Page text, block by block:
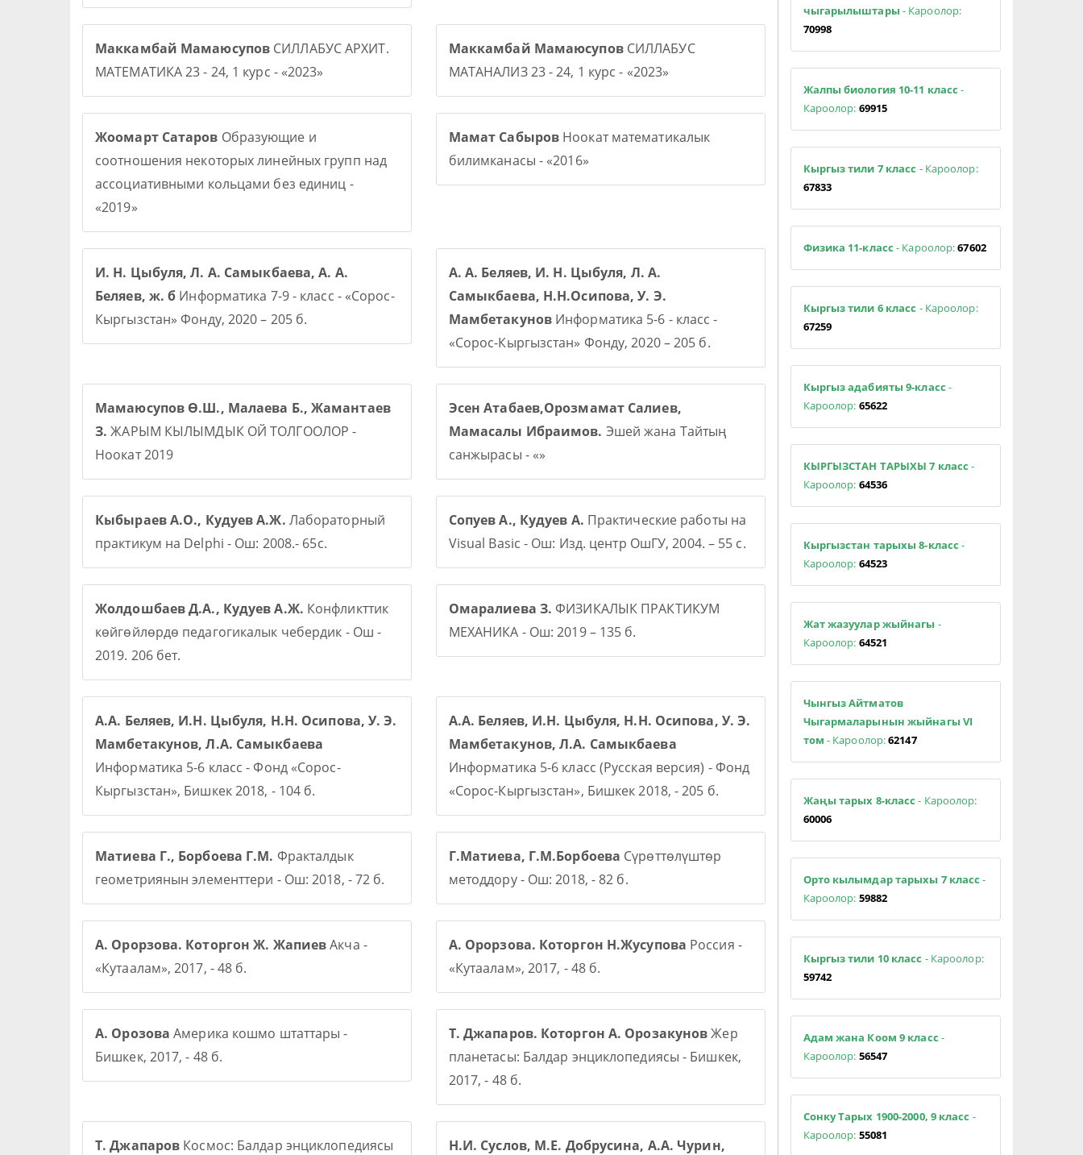
Маккамбай Мамаюсупов СИЛЛАБУС АРХИТ.
МАТЕМАТИКА 23 - 24, 1 курс - «2023»
Маккамбай МамаюсуповСИЛЛАБУС
МАТАНАЛИЗ 23 - 24, 1 курс - «2023»
Жоомарт Сатаров Образующие и
соотношения некоторых линейных групп над
ассоциативными кольцами без единиц -
«2019»
Мамат Сабыров Ноокат математикалык
билимканасы - «2016»
И. Н. Цыбуля, Л. А. Самыкбаева, А. А.
Беляев, ж. б Информатика 7-9 - класс - «Сорос-
Кыргызстан» Фонду, 2020 – 205 б.
А. А. Беляев, И. Н. Цыбуля, Л. А.
Самыкбаева, Н.Н.Осипова, У. Э.
МамбетакуновИнформатика 5-6 - класс -
«Сорос-Кыргызстан» Фонду, 2020 – 205 б.
Мамаюсупов Ө.Ш., Малаева Б., Жамантаев
З. ЖАРЫМ КЫЛЫМДЫК ОЙ ТОЛГООЛОР -
Ноокат 2019
Эсен Атабаев,Орозмамат Салиев,
Мамасалы Ибраимов. Эшей жана Тайтың
санжырасы - «»
Кыбыраев А.О., Кудуев А.Ж. Лабораторный
практикум на Delphi - Ош: 2008.- 65с.
Сопуев А., Кудуев А. Практические работы на
Visual Basic - Ош: Изд. центр ОшГУ, 2004. – 55 с.
Жолдошбаев Д.А., Кудуев А.Ж. Конфликттик
көйгөйлөрдө педагогикалык чебердик - Ош -
2019. 206 бет.
Омаралиева З. ФИЗИКАЛЫК ПРАКТИКУМ
МЕХАНИКА - Ош: 2019 – 135 б.
А.А. Беляев, И.Н. Цыбуля, Н.Н. Осипова, У. Э.
Мамбетакунов, Л.А. Самыкбаева
Информатика 5-6 класс - Фонд «Сорос-
Кыргызстан», Бишкек 2018, - 104 б.
А.А. Беляев, И.Н. Цыбуля, Н.Н. Осипова, У. Э.
Мамбетакунов, Л.А. Самыкбаева
Информатика 5-6 класс (Русская версия) - Фонд
«Сорос-Кыргызстан», Бишкек 2018, - 205 б.
Матиева Г., Борбоева Г.М. Фракталдык
геометриянын элементтери - Ош: 2018, - 72 б.
Г.Матиева, Г.М.Борбоева Сүрөттөлүштөр
методдору - Ош: 2018, - 82 б.
А. Орорзова. Которгон Ж. ЖапиевАкча -
«Кутаалам», 2017, - 48 б.
А. Орорзова. Которгон Н.Жусупова Россия -
«Кутаалам», 2017, - 48 б.
А. Орозова Америка кошмо штаттары -
Бишкек, 2017, - 48 б.
Т. Джапаров. Которгон А. ОрозакуновЖер
планетасы: Балдар энциклопедиясы - Бишкек,
2017, - 48 б.
Т. Джапаров Космос: Балдар энциклопедиясы
Н.И. Суслов, М.Е. Добрусина, А.А. Чурин,
чыгарылыштары - Кароолор:
70998
Жалпы биология 10-11 класс -
Кароолор: 69915
Кыргыз тили 7 класс - Кароолор:
67833
Физика 11-класс - Кароолор:67602
Кыргыз тили 6 класс - Кароолор:
67259
Кыргыз адабияты 9-класс -
Кароолор: 65622
КЫРГЫЗСТАН ТАРЫХЫ 7 класс -
Кароолор: 64536
Кыргызстан тарыхы 8-класс -
Кароолор: 64523
Жат жазуулар жыйнагы -
Кароолор: 64521
Чынгыз Айтматов
Чыгармаларынын жыйнагы VI
том - Кароолор:62147
Жаңы тарых 8-класс - Кароолор:
60006
Орто кылымдар тарыхы 7 класс-
Кароолор: 59882
Кыргыз тили 10 класс - Кароолор:
59742
Адам жана Коом 9 класс -
Кароолор: 56547
Сонку Тарых 1900-2000, 9 класс -
Кароолор: 55081